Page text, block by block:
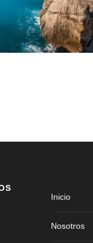
Inicio
Nosotros